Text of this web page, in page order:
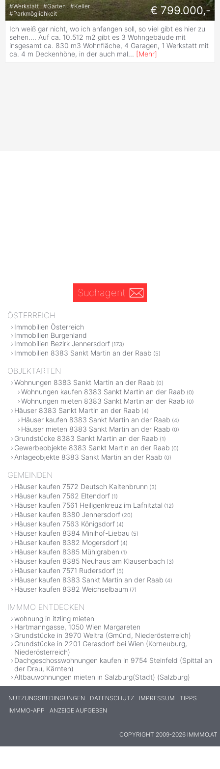
#Werkstatt #Garten #Keller
#Parkmöglichkeit € 799.000,-
Ich weiß gar nicht, wo ich anfangen soll, so viel gibt es hier zu
sehen.... Auf ca. 10.512 m2 gibt es 3 Wohngebäude mit
insgesamt ca. 830 m3 Wohnfläche, 4 Garagen, 1 Werkstatt mit
ca. 4 m Deckenhöhe, in der auch mal... [Mehr]
Suchagent
ÖSTERREICH
Immobilien Österreich
Immobilien Burgenland
Immobilien Bezirk Jennersdorf (173)
Immobilien 8383 Sankt Martin an der Raab (5)
OBJEKTARTEN
Wohnungen 8383 Sankt Martin an der Raab (0)
Wohnungen kaufen 8383 Sankt Martin an der Raab (0)
Wohnungen mieten 8383 Sankt Martin an der Raab (0)
Häuser 8383 Sankt Martin an der Raab (4)
Häuser kaufen 8383 Sankt Martin an der Raab (4)
Häuser mieten 8383 Sankt Martin an der Raab (0)
Grundstücke 8383 Sankt Martin an der Raab (1)
Gewerbeobjekte 8383 Sankt Martin an der Raab (0)
Anlageobjekte 8383 Sankt Martin an der Raab (0)
GEMEINDEN
Häuser kaufen 7572 Deutsch Kaltenbrunn (3)
Häuser kaufen 7562 Eltendorf (1)
Häuser kaufen 7561 Heiligenkreuz im Lafnitztal (12)
Häuser kaufen 8380 Jennersdorf (20)
Häuser kaufen 7563 Königsdorf (4)
Häuser kaufen 8384 Minihof-Liebau (5)
Häuser kaufen 8382 Mogersdorf (4)
Häuser kaufen 8385 Mühlgraben (1)
Häuser kaufen 8385 Neuhaus am Klausenbach (3)
Häuser kaufen 7571 Rudersdorf (5)
Häuser kaufen 8383 Sankt Martin an der Raab (4)
Häuser kaufen 8382 Weichselbaum (7)
IMMMO ENTDECKEN
wohnung in itzling mieten
Hartmanngasse, 1050 Wien Margareten
Grundstücke in 3970 Weitra (Gmünd, Niederösterreich)
Grundstücke in 2201 Gerasdorf bei Wien (Korneuburg,
Niederösterreich)
Dachgeschosswohnungen kaufen in 9754 Steinfeld (Spittal an
der Drau, Kärnten)
Altbauwohnungen mieten in Salzburg(Stadt) (Salzburg)
NUTZUNGSBEDINGUNGEN DATENSCHUTZ IMPRESSUM
TIPPS
IMMMO-APP
ANZEIGE AUFGEBEN
COPYRIGHT 2009-2026 IMMMO.AT